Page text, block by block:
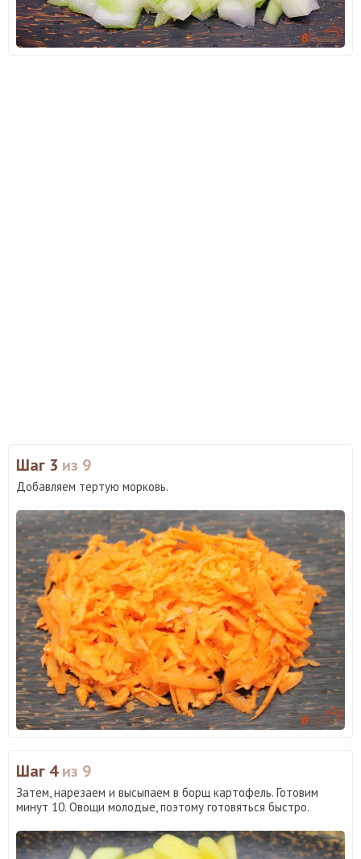
Шаг 3 из 9
Добавляем тертую морковь.
Шаг 4из 9
Затем, нарезаем и высыпаем в борщ картофель. Готовим
минут 10. Овощи молодые, поэтому готовяться быстро.